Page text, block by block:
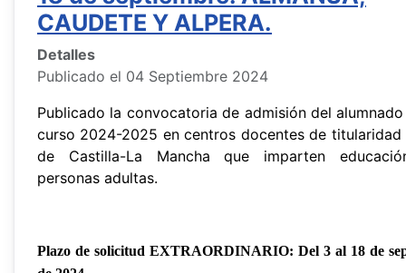
CAUDETE Y ALPERA.
Detalles
Publicado el 04 Septiembre 2024
Publicado la convocatoria de admisión del
curso 2024-2025 en centros docentes de titularidad
de Castilla-La Mancha que imparten
personas adultas.
Plazo de solicitud EXTRAORDINARIO: Del 3 al 18 de